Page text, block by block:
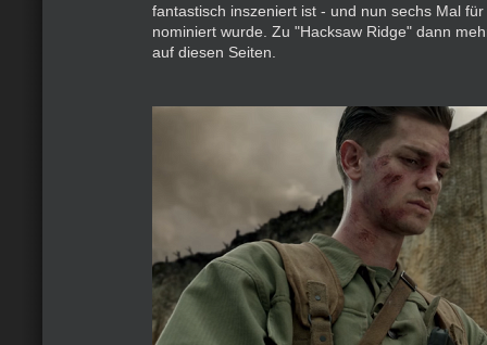
fantastisch inszeniert ist - und nun sechs Mal
nominiert wurde. Zu "Hacksaw Ridge" dann
auf diesen Seiten.